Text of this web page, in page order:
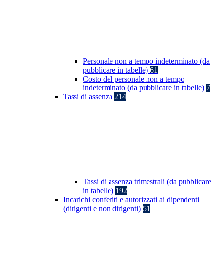
Personale non a tempo indeterminato (da
pubblicare in tabelle) 61
Costo del personale non a tempo
indeterminato (da pubblicare in tabelle) 7
Tassi di assenza 214
Tassi di assenza trimestrali (da pubblicare
in tabelle) 192
Incarichi conferiti e autorizzati ai dipendenti
(dirigenti e non dirigenti) 51